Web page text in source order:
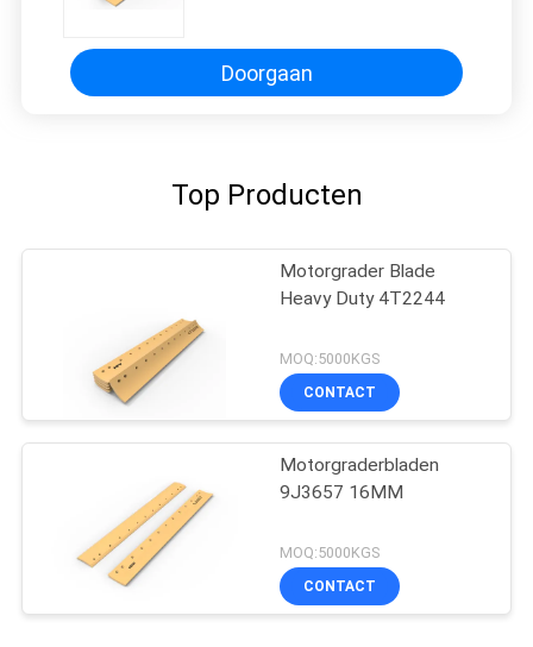
Doorgaan
Top Producten
Motorgrader Blade
Heavy Duty 4T2244
MOQ:5000KGS
CONTACT
Motorgraderbladen
9J3657 16MM
MOQ:5000KGS
CONTACT